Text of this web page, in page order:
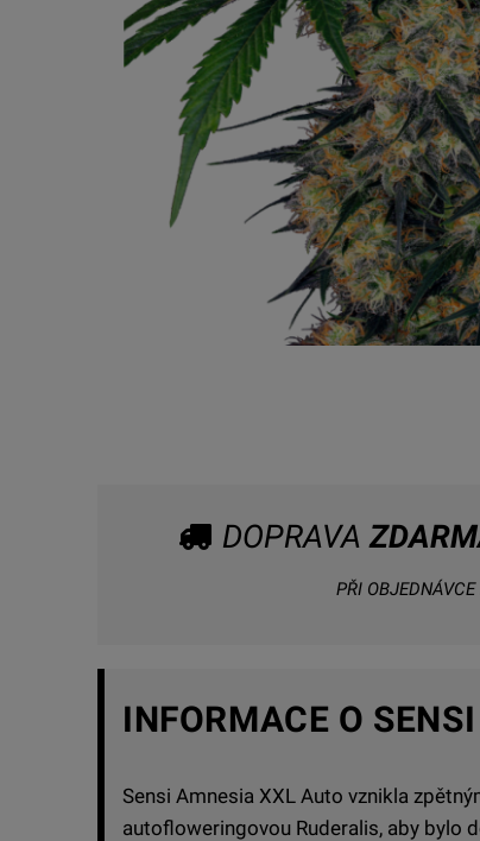
DOPRAVA
PŘI
INFORMACE O
Sensi Amnesia XXL Auto vznikla
autofloweringovou Ruderalis, aby bylo